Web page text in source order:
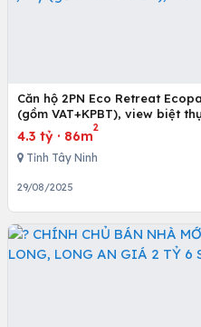
Căn hộ 2PN Eco Retreat
(gồm VAT+KPBT), view biệt
4.3 tỷ · 86m
2
Tỉnh Tây Ninh
29/08/2025